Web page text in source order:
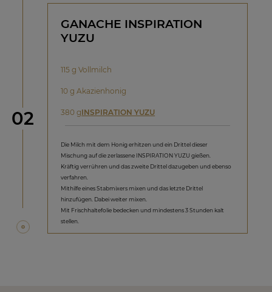
Schritt
02
GANACHE INSPIRATION
YUZU
115 g Vollmilch
10 g Akazienhonig
380 gINSPIRATION YUZU
Die Milch mit dem Honig erhitzen und ein Drittel dieser
Mischung auf die zerlassene INSPIRATION YUZU gießen.
Kräftig verrühren und das zweite Drittel dazugeben und ebenso
verfahren.
Mithilfe eines Stabmixers mixen und das letzte Drittel
hinzufügen. Dabei weiter mixen.
Mit Frischhaltefolie bedecken und mindestens 3 Stunden kalt
stellen.